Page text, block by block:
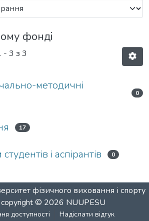
фонді
- 3 з 3
методичні
0
17
і аспірантів 0
фізичного виховання і спорту
copyright © 2026 NUUPESU
доступності Надіслати відгук